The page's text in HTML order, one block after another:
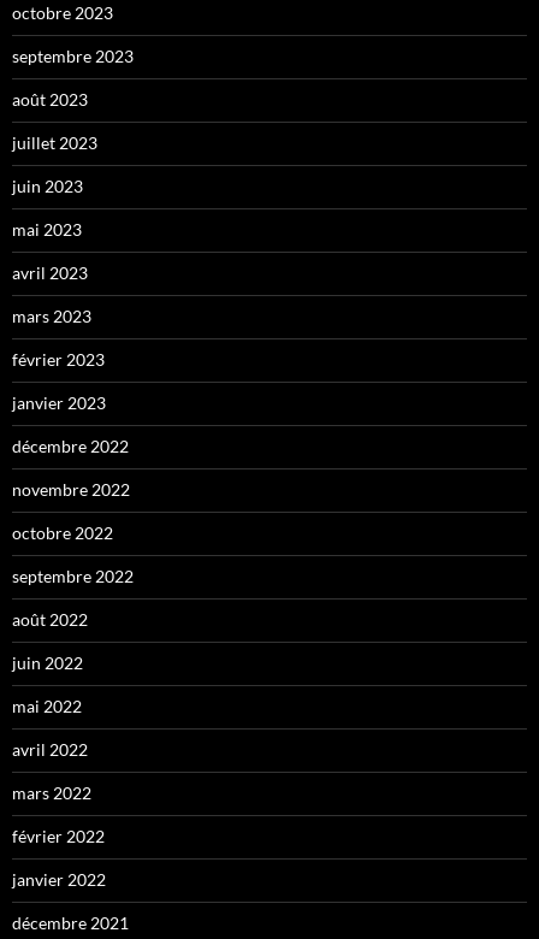
octobre 2023
septembre 2023
août 2023
juillet 2023
juin 2023
mai 2023
avril 2023
mars 2023
février 2023
janvier 2023
décembre 2022
novembre 2022
octobre 2022
septembre 2022
août 2022
juin 2022
mai 2022
avril 2022
mars 2022
février 2022
janvier 2022
décembre 2021